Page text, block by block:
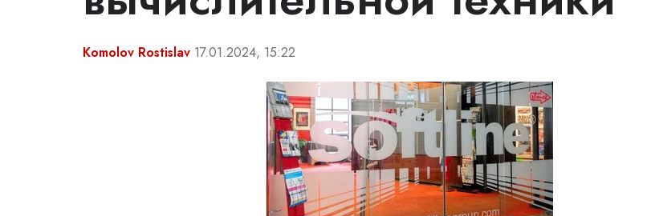
Komolov Rostislav 17.01.2024, 15:22